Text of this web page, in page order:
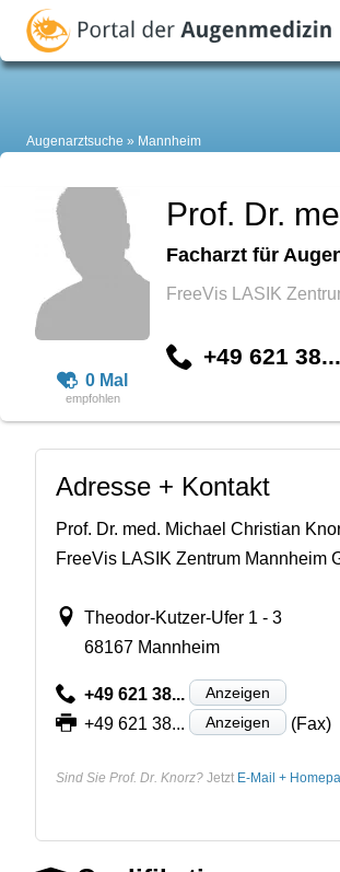
Augenarztsuche Mannheim
0 Mal
Prof. Dr.
Facharzt für
FreeVis LASIK
+49 621 38...
Adresse + Kontakt
Prof. Dr. med. Michael Christian
FreeVis LASIK Zentrum Mannheim
Theodor-Kutzer-Ufer 1 - 3
68167 Mannheim
+49 621 38... Anzeigen
+49 621 38... Anzeigen (Fax)
Sind Sie Prof. Dr. Knorz? Jetzt E-Mail +